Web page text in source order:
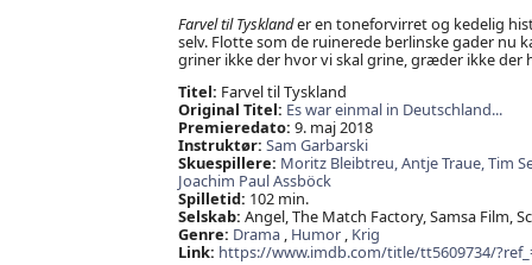
Farvel til Tysklander en toneforvirret og kedelig
selv. Flotte som de ruinerede berlinske gader nu
griner ikke der hvor vi skal grine, græder ikke der
Titel: Farvel til Tyskland
Original Titel: Es war einmal in Deutschland...
Premieredato: 9. maj 2018
Instruktør: Sam Garbarski
Skuespillere: Moritz Bleibtreu,Antje Traue,Tim
Joachim Paul Assböck
Spilletid: 102 min.
Selskab: Angel, The Match Factory, Samsa Film,
Genre: Drama, Humor, Krig
Link: https://www.imdb.com/title/tt5609734/